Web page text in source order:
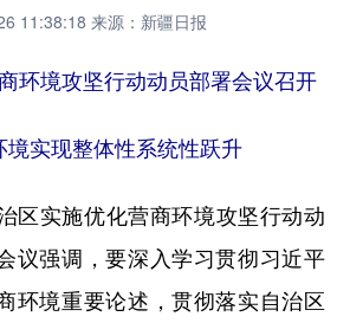
徽 福建 江西
11:38:18 来源：新疆日报
环境攻坚行动动员部署会议召开
境实现整体性系统性跃升
实施优化营商环境攻坚行动动
议强调，要深入学习贯彻习近平
环境重要论述，贯彻落实自治区